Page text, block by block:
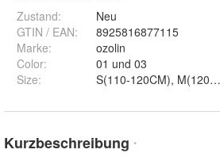
Zustand:
Neu
GTIN / EAN:
8925816877115
Marke:
ozolin
Color:
01 und 03
Size:
Kurzbeschreibung *